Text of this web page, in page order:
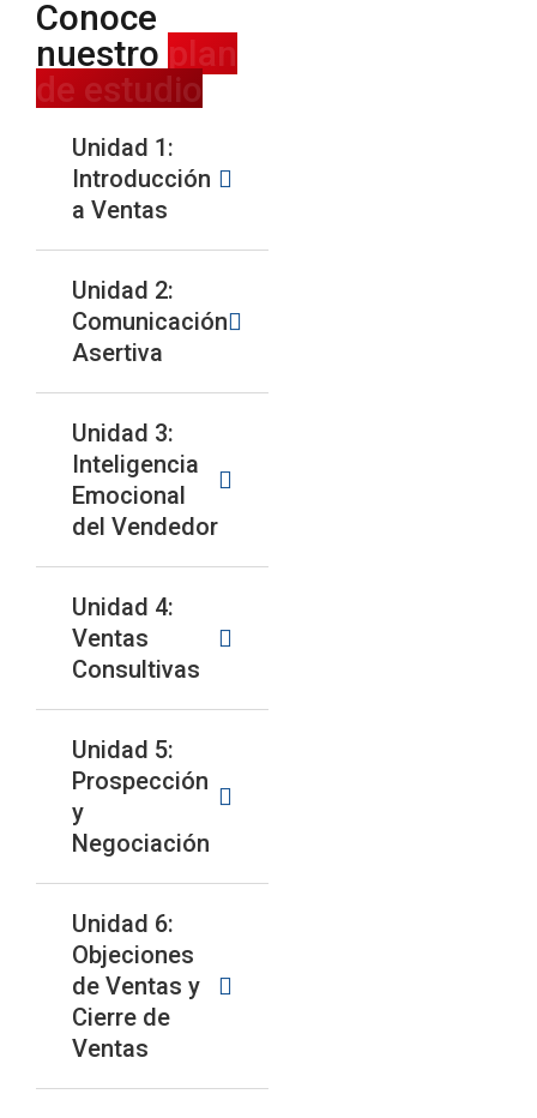
Conoce
nuestro plan
de estudio
Unidad 1:
Introducción
a Ventas
Unidad 2:
Comunicación
Asertiva
Unidad 3:
Inteligencia
Emocional
del Vendedor
Unidad 4:
Ventas
Consultivas
Unidad 5:
Prospección
y
Negociación
Unidad 6:
Objeciones
de Ventas y
Cierre de
Ventas